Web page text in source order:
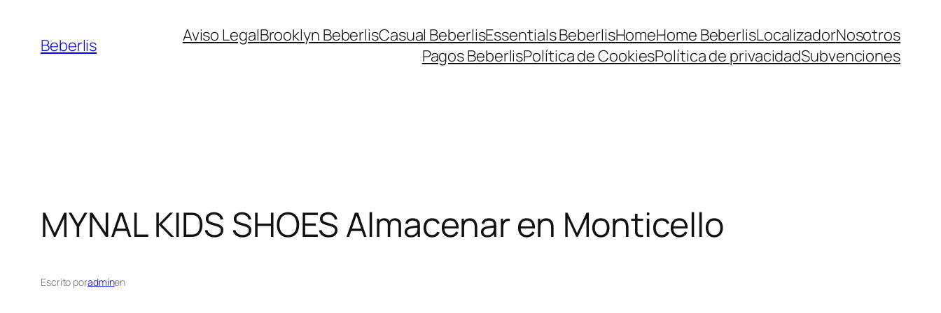
Beberlis Aviso LegalBrooklyn BeberlisCasual BeberlisEssentials BeberlisHomeHome BeberlisLocalizadorNosotros
Pagos BeberlisPolítica de CookiesPolítica de privacidadSubvenciones
MYNAL KIDS SHOES Almacenar en Monticello
Escrito poradminen